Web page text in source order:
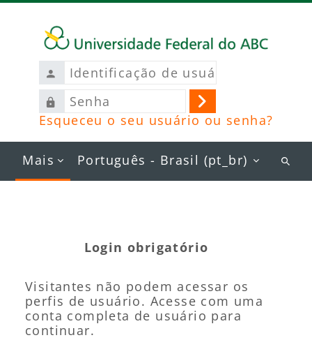
Ir para o conteúdo principal
Identificação
de
usuário
Senha
Acessar
Esqueceu o seu usuário ou senha?
Mais Português - Brasil ‎(pt_br)‎
Login obrigatório
Visitantes não podem acessar os
perfis de usuário. Acesse com uma
conta completa de usuário para
continuar.